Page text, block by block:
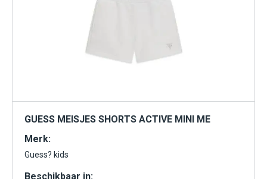
GUESS MEISJES SHORTS ACTIVE MINI ME
Merk:
Guess? kids
Beschikbaar in: